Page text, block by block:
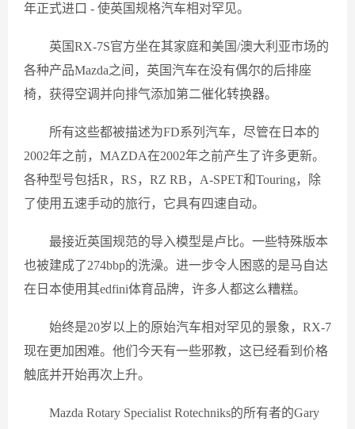
年正式进口 - 使英国规格汽车相对罕见。
英国RX-7S官方坐在其家庭和美国/澳大利亚市场的
各种产品Mazda之间，英国汽车在没有偶尔的后排座
椅，获得空调并向排气添加第二催化转换器。
所有这些都被描述为FD系列汽车，尽管在日本的
2002年之前，MAZDA在2002年之前产生了许多更新。
各种型号包括R，RS，RZ RB，A-SPET和Touring，除
了使用五速手动的旅行，它具有四速自动。
最接近英国规范的导入模型是卢比。一些特殊版本
也被建成了274bbp的洗澡。进一步令人困惑的是马自达
在日本使用其edfini体育品牌，许多人都这么糟糕。
始终是20岁以上的原始汽车相对罕见的景象，RX-7
现在更加困难。他们今天有一些邪教，这已经看到价格
触底并开始再次上升。
Mazda Rotary Specialist Rotechniks的所有者的Gary